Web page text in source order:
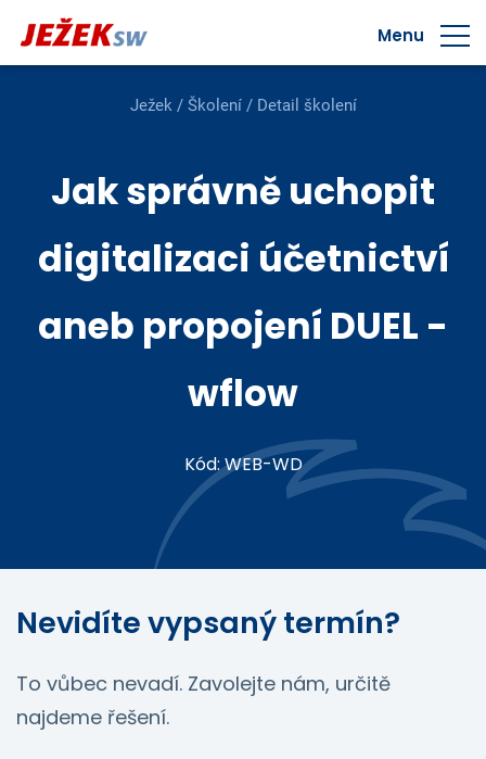
Menu
Ježek/ Školení/ Detail školení
Jak správně uchopit
digitalizaci účetnictví
aneb propojení DUEL -
wflow
Kód: WEB-WD
Nevidíte vypsaný termín?
To vůbec nevadí. Zavolejte nám, určitě
najdeme řešení.